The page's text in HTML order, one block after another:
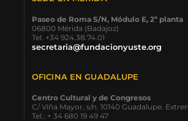
Paseo de Roma S/N, Módulo E, 2ª planta
06800 Mérida (Badajoz)
Tel. +34 924.38.74.01
secretaria@fundacionyuste.org
OFICINA EN GUADALUPE
Centro Cultural y de Congresos
C/ Viña Mayor, s/n. 10140 Guadalupe.
Tel.: + 34 680 19 49 47